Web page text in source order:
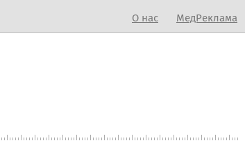
О нас МедРеклама